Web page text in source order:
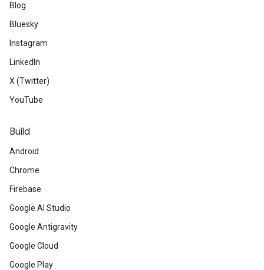
Blog
Bluesky
Instagram
LinkedIn
X (Twitter)
YouTube
Build
Android
Chrome
Firebase
Google AI Studio
Google Antigravity
Google Cloud
Google Play